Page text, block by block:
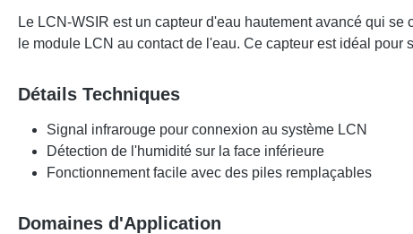
Le LCN-WSIR est un capteur d'eau hautement avancé qui
le module LCN au contact de l'eau. Ce capteur est idéal
Détails Techniques
Signal infrarouge pour connexion au système LCN
Détection de l'humidité sur la face inférieure
Fonctionnement facile avec des piles remplaçables
Domaines d'Application